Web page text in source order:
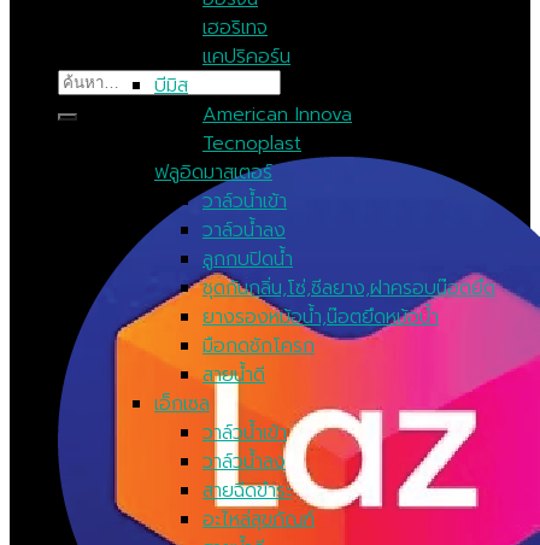
ค้นหา:
เฮอริเทจ
แคปริคอร์น
บีมิส
American Innova
Tecnoplast
ฟลูอิดมาสเตอร์
วาล์วน้ำเข้า
วาล์วน้ำลง
ลูกกบปิดน้ำ
ชุดกันกลิ่น,โซ่,ซีลยาง,ฝาครอบน๊อตยึด
ยางรองหม้อน้ำ,น๊อตยึดหม้อน้ำ
มือกดชักโครก
สายน้ำดี
เอ็กเซล
วาล์วน้ำเข้า
วาล์วน้ำลง
สายฉีดขำระ
อะไหล่สุขภัณฑ์